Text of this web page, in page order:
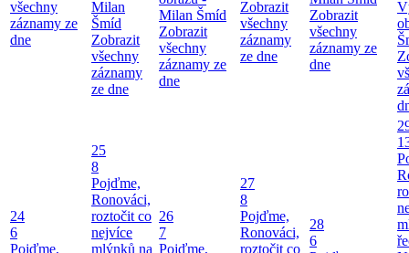
všechny
záznamy ze
dne
Milan
Šmíd
Zobrazit
všechny
záznamy
ze dne
Milan Šmíd
Zobrazit
všechny
záznamy ze
dne
Zobrazit
všechny
záznamy
ze dne
Zobrazit
všechny
záznamy ze
dne
24
6
Pojďme,
25
8
Pojďme,
Ronováci,
roztočit co
nejvíce
mlýnků na
26
7
Pojďme,
27
8
Pojďme,
Ronováci,
roztočit co
28
6